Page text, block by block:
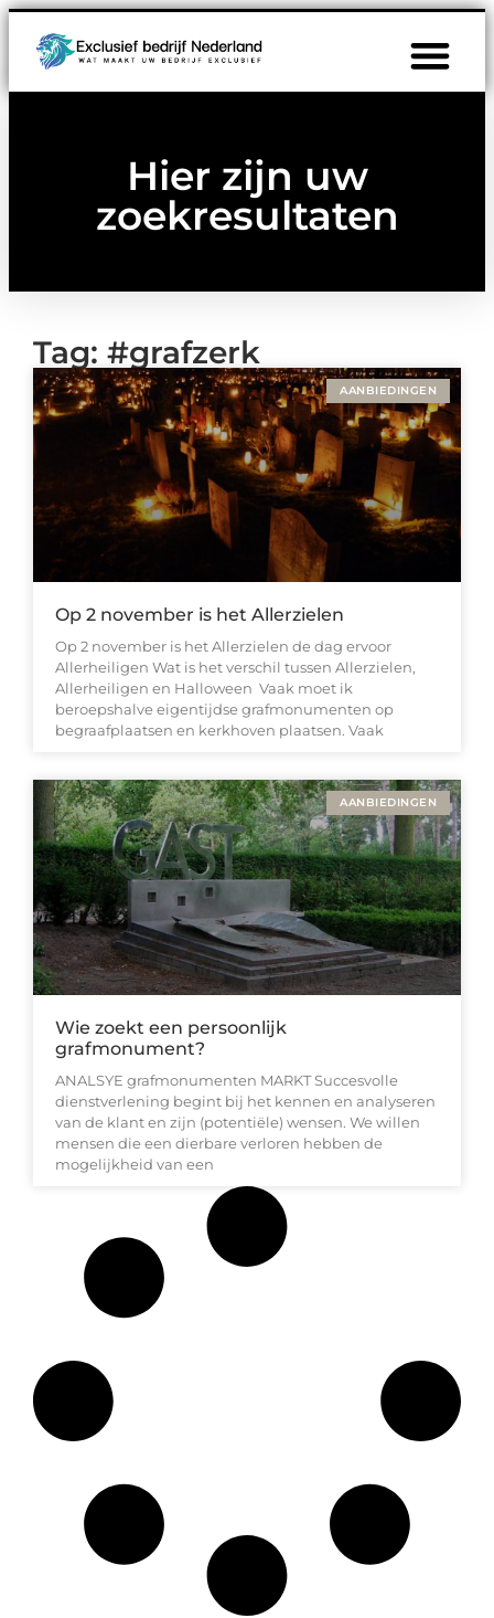
Hier zijn uw
zoekresultaten
Tag: #grafzerk
AANBIEDINGEN
Op 2 november is het Allerzielen
Op 2 november is het Allerzielen de dag ervoor
Allerheiligen Wat is het verschil tussen Allerzielen,
Allerheiligen en Halloween Vaak moet ik
beroepshalve eigentijdse grafmonumenten op
begraafplaatsen en kerkhoven plaatsen. Vaak
AANBIEDINGEN
Wie zoekt een persoonlijk
grafmonument?
ANALSYE grafmonumenten MARKT Succesvolle
dienstverlening begint bij het kennen en analyseren
van de klant en zijn (potentiële) wensen. We willen
mensen die een dierbare verloren hebben de
mogelijkheid van een